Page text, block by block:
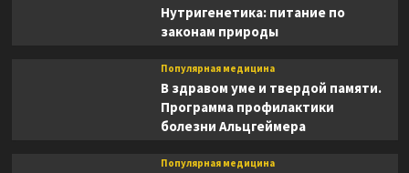
Нутригенетика: питание по
законам природы
Популярная медицина
В здравом уме и твердой памяти.
Программа профилактики
болезни Альцгеймера
Популярная медицина